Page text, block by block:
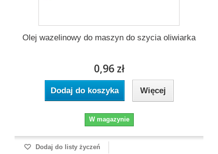
Olej wazelinowy do maszyn do szycia oliwiarka
0,96 zł
Dodaj do koszyka Więcej
W magazynie
Dodaj do listy życzeń